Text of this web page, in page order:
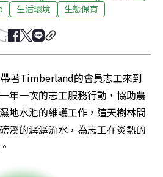
生活環境 生態保育
著Timberland的會員志工來到
年一次的志工服務行動，協助農
地水池的維護工作，這天樹林間
溪的潺潺流水，為志工在炎熱的